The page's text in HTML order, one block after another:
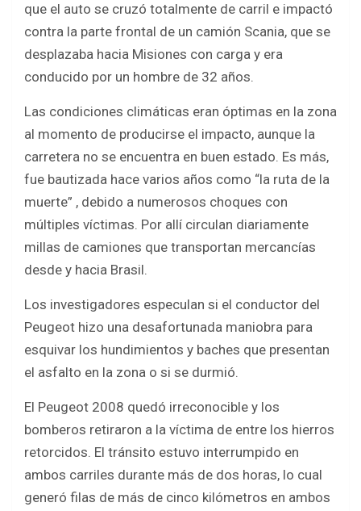
que el auto se cruzó totalmente de carril e impactó
contra la parte frontal de un camión Scania, que se
desplazaba hacia Misiones con carga y era
conducido por un hombre de 32 años.
Las condiciones climáticas eran óptimas en la zona
al momento de producirse el impacto, aunque la
carretera no se encuentra en buen estado. Es más,
fue bautizada hace varios años como “la ruta de la
muerte” , debido a numerosos choques con
múltiples víctimas. Por allí circulan diariamente
millas de camiones que transportan mercancías
desde y hacia Brasil.
Los investigadores especulan si el conductor del
Peugeot hizo una desafortunada maniobra para
esquivar los hundimientos y baches que presentan
el asfalto en la zona o si se durmió.
El Peugeot 2008 quedó irreconocible y los
bomberos retiraron a la víctima de entre los hierros
retorcidos. El tránsito estuvo interrumpido en
ambos carriles durante más de dos horas, lo cual
generó filas de más de cinco kilómetros en ambos